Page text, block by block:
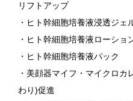
リフトアップ
・ヒト幹細胞培養液浸透ジェ
・ヒト幹細胞培養液ローショ
・ヒト幹細胞培養液パック
・美顔器マイフ・マイクロ
わり)促進